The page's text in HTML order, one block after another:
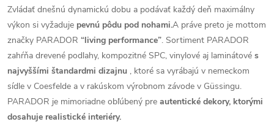
Zvládať dnešnú dynamickú dobu a podávať každý deň maximálny
výkon si vyžaduje pevnú pôdu pod nohami.A práve preto je mottom
značky PARADOR “living performance”. Sortiment PARADOR
zahŕňa drevené podlahy, kompozitné SPC, vinylové aj laminátové s
najvyššími štandardmi dizajnu , ktoré sa vyrábajú v nemeckom
sídle v Coesfelde a v rakúskom výrobnom závode v Güssingu.
PARADOR je mimoriadne obľúbený pre autentické dekory, ktorými
dosahuje realistické interiéry.